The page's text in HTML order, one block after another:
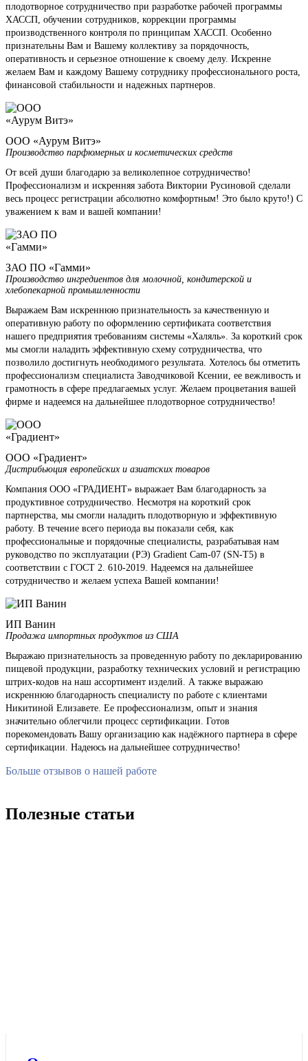
плодотворное сотрудничество при разработке рабочей программы
ХАССП, обучении сотрудников, коррекции программы
производственного контроля по принципам ХАССП. Особенно
признательны Вам и Вашему коллективу за порядочность,
оперативность и серьезное отношение к своему делу. Искренне
желаем Вам и каждому Вашему сотруднику профессионального роста,
финансовой стабильности и надежных партнеров.
ООО «Аурум Витэ»
Производство парфюмерных и косметических средств
От всей души благодарю за великолепное сотрудничество!
Профессионализм и искренняя забота Виктории Русиновой сделали
весь процесс регистрации абсолютно комфортным! Это было круто!) С
уважением к вам и вашей компании!
ЗАО ПО «Гамми»
Производство ингредиентов для молочной, кондитерской и
хлебопекарной промышленности
Выражаем Вам искреннюю признательность за качественную и
оперативную работу по оформлению сертификата соответствия
нашего предприятия требованиям системы «Халяль». За короткий срок
мы смогли наладить эффективную схему сотрудничества, что
позволило достигнуть необходимого результата. Хотелось бы отметить
профессионализм специалиста Заводчиковой Ксении, ее вежливость и
грамотность в сфере предлагаемых услуг. Желаем процветания вашей
фирме и надеемся на дальнейшее плодотворное сотрудничество!
ООО «Градиент»
Дистрибьюция европейских и азиатских товаров
Компания ООО «ГРАДИЕНТ» выражает Вам благодарность за
продуктивное сотрудничество. Несмотря на короткий срок
партнерства, мы смогли наладить плодотворную и эффективную
работу. В течение всего периода вы показали себя, как
профессиональные и порядочные специалисты, разрабатывая нам
руководство по эксплуатации (РЭ) Gradient Cam-07 (SN-T5) в
соответствии с ГОСТ 2. 610-2019. Надеемся на дальнейшее
сотрудничество и желаем успеха Вашей компании!
ИП Ванин
Продажа импортных продуктов из США
Выражаю признательность за проведенную работу по декларированию
пищевой продукции, разработку технических условий и регистрацию
штрих-кодов на наш ассортимент изделий. А также выражаю
искреннюю благодарность специалисту по работе с клиентами
Никитиной Елизавете. Ее профессионализм, опыт и знания
значительно облегчили процесс сертификации. Готов
порекомендовать Вашу организацию как надёжного партнера в сфере
сертификации. Надеюсь на дальнейшее сотрудничество!
Больше отзывов о нашей работе
Полезные статьи